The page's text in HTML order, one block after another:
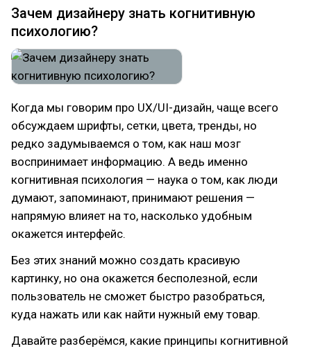
Зачем дизайнеру знать когнитивную
психологию?
Когда мы говорим про UX/UI-дизайн, чаще всего
обсуждаем шрифты, сетки, цвета, тренды, но
редко задумываемся о том, как наш мозг
воспринимает информацию. А ведь именно
когнитивная психология — наука о том, как люди
думают, запоминают, принимают решения —
напрямую влияет на то, насколько удобным
окажется интерфейс.
Без этих знаний можно создать красивую
картинку, но она окажется бесполезной, если
пользователь не сможет быстро разобраться,
куда нажать или как найти нужный ему товар.
Давайте разберёмся, какие принципы когнитивной